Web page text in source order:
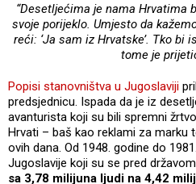
“Desetljećima je nama Hrvatima
svoje porijeklo. Umjesto da
reći: ‘Ja sam iz Hrvatske’. Tko bi
tome je
Popisi stanovništva u Jugoslaviji
predsjednicu. Ispada da je iz
avanturista koji su bili spremni
Hrvati – baš kao reklami za marku
ovih dana. Od 1948. godine do
Jugoslavije koji su se pred
sa 3,78 milijuna ljudi na 4,42